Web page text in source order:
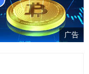
广告